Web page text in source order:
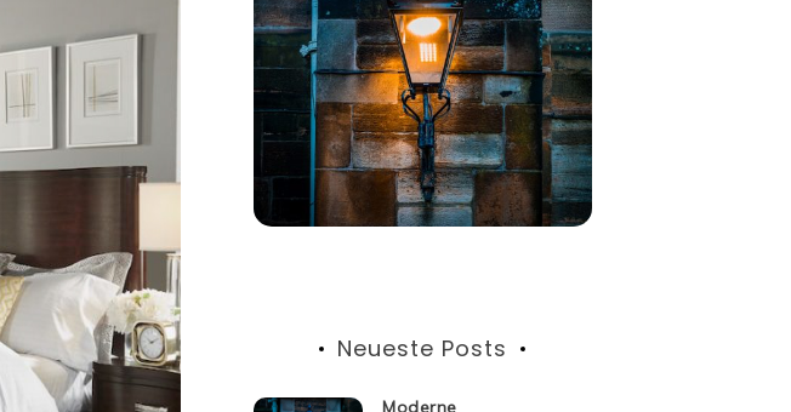
Neueste Posts
Moderne